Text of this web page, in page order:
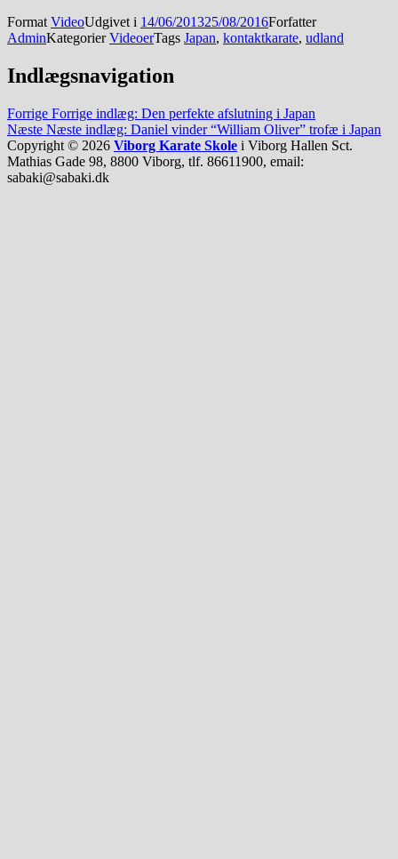
Format VideoUdgivet i 14/06/201325/08/2016Forfatter
AdminKategorierVideoerTags Japan, kontaktkarate, udland
Indlægsnavigation
Forrige Forrige indlæg: Den perfekte afslutning i Japan
Næste Næste indlæg: Daniel vinder “William Oliver” trofæ i Japan
Copyright © 2026 Viborg Karate Skole i Viborg Hallen Sct.
Mathias Gade 98, 8800 Viborg, tlf. 86611900, email:
sabaki@sabaki.dk